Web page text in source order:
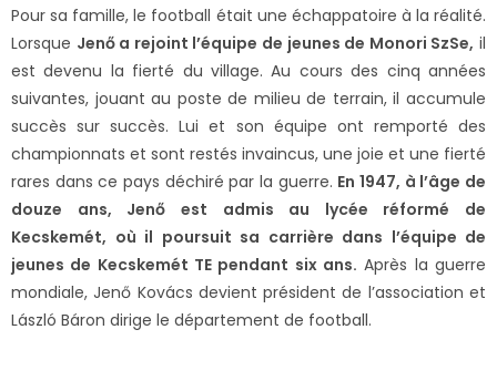
Pour sa famille, le football était une échappatoire à la réalité.
Lorsque Jenő a rejoint l’équipe de jeunes de Monori SzSe, il
est devenu la fierté du village. Au cours des cinq années
suivantes, jouant au poste de milieu de terrain, il accumule
succès sur succès. Lui et son équipe ont remporté des
championnats et sont restés invaincus, une joie et une fierté
rares dans ce pays déchiré par la guerre. En 1947, à l’âge de
douze ans, Jenő est admis au lycée réformé de
Kecskemét, où il poursuit sa carrière dans l’équipe de
jeunes de Kecskemét TE pendant six ans. Après la guerre
mondiale, Jenő Kovács devient président de l’association et
László Báron dirige le département de football.